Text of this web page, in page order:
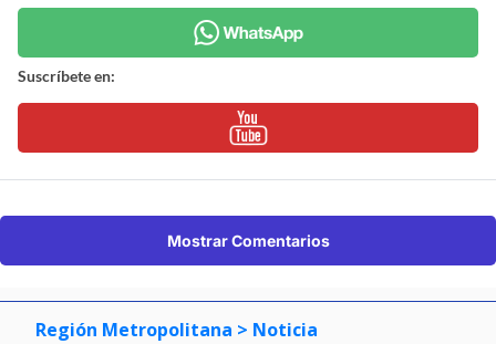
Suscríbete en:
Mostrar Comentarios
Región Metropolitana > Noticia